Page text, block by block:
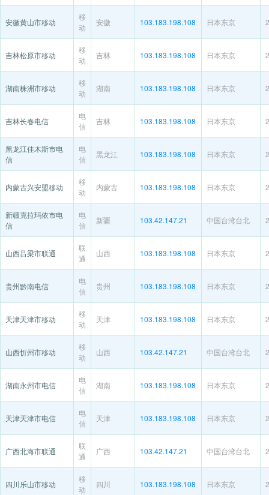
安徽黄山市移动
移
动
安徽 103.183.198.108 日本东京
吉林松原市移动
移
动
吉林 103.183.198.108 日本东京
湖南株洲市移动
移
动
湖南 103.183.198.108 日本东京
吉林长春电信
电
信
吉林 103.183.198.108 日本东京
黑龙江佳木斯市电
信
电
信
黑龙江 103.183.198.108 日本东京
内蒙古兴安盟移动
移
动
内蒙古 103.183.198.108 日本东京
新疆克拉玛依市电
信
电
信
新疆 103.42.147.21 中国台湾台北
山西吕梁市联通
联
通
山西 103.183.198.108 日本东京
贵州黔南电信
电
信
贵州 103.183.198.108 日本东京
天津天津市移动
移
动
天津 103.183.198.108 日本东京
山西忻州市移动
移
动
山西 103.42.147.21 中国台湾台北
湖南永州市电信
电
信
湖南 103.183.198.108 日本东京
天津天津市电信
电
信
天津 103.183.198.108 日本东京
广西北海市联通
联
通
广西 103.42.147.21 中国台湾台北
四川乐山市移动
移
动
四川 103.183.198.108 日本东京